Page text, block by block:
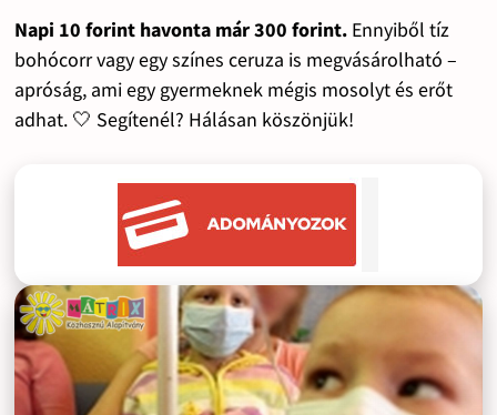
Napi 10 forint havonta már 300 forint.Ennyiből tíz
bohócorr vagy egy színes ceruza is megvásárolható –
apróság, ami egy gyermeknek mégis mosolyt és erőt
adhat. 🤍 Segítenél? Hálásan köszönjük!